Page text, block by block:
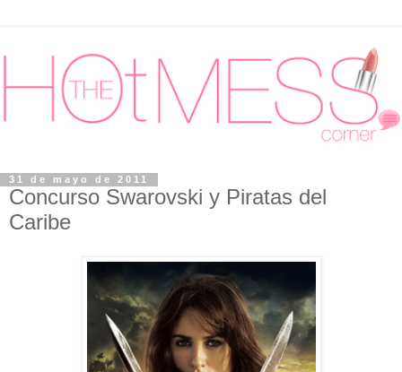
31 de mayo de 2011
Concurso Swarovski y Piratas del
Caribe